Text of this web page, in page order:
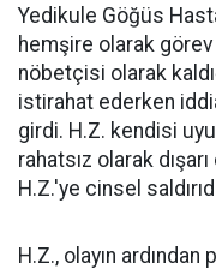
Yedikule Göğüs
hemşire olarak
nöbetçisi olarak
istirahat ederken
girdi. H.Z. kendisi
rahatsız olarak
H.Z.'ye cinsel
H.Z., olayın